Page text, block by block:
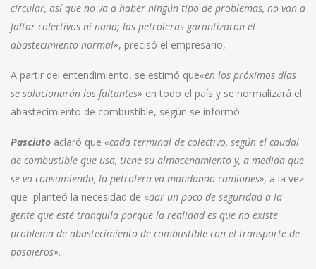
circular, así que no va a haber ningún tipo de problemas, no van a
faltar colectivos ni nada; las petroleras garantizaron el
abastecimiento normal», precisó el empresario,
A partir del entendimiento, se estimó que«en los próximos días
se solucionarán los faltantes» en todo el país y se normalizará el
abastecimiento de combustible, según se informó.
Pasciuto aclaró que «cada terminal de colectivo, según el caudal
de combustible que usa, tiene su almacenamiento y, a medida que
se va consumiendo, la petrolera va mandando camiones», a la vez
que planteó la necesidad de «dar un poco de seguridad a la
gente que esté tranquila porque la realidad es que no existe
problema de abastecimiento de combustible con el transporte de
pasajeros».